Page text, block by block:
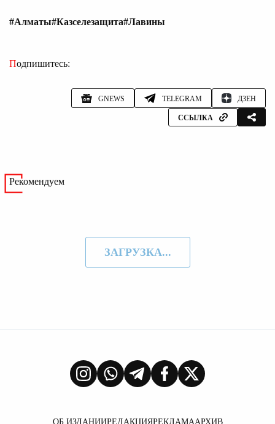
#Алматы#Казселезащита#Лавины
Подпишитесь:
GNEWS TELEGRAM ДЗЕН
ССЫЛКА
Рекомендуем
ЗАГРУЗКА...
ОБ ИЗДАНИИРЕДАКЦИЯРЕКЛАМААРХИВ